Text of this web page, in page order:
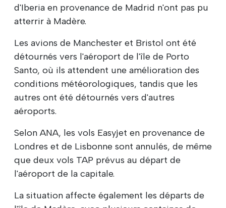
d'Iberia en provenance de Madrid n'ont pas pu
atterrir à Madère.
Les avions de Manchester et Bristol ont été
détournés vers l'aéroport de l'île de Porto
Santo, où ils attendent une amélioration des
conditions météorologiques, tandis que les
autres ont été détournés vers d'autres
aéroports.
Selon ANA, les vols Easyjet en provenance de
Londres et de Lisbonne sont annulés, de même
que deux vols TAP prévus au départ de
l'aéroport de la capitale.
La situation affecte également les départs de